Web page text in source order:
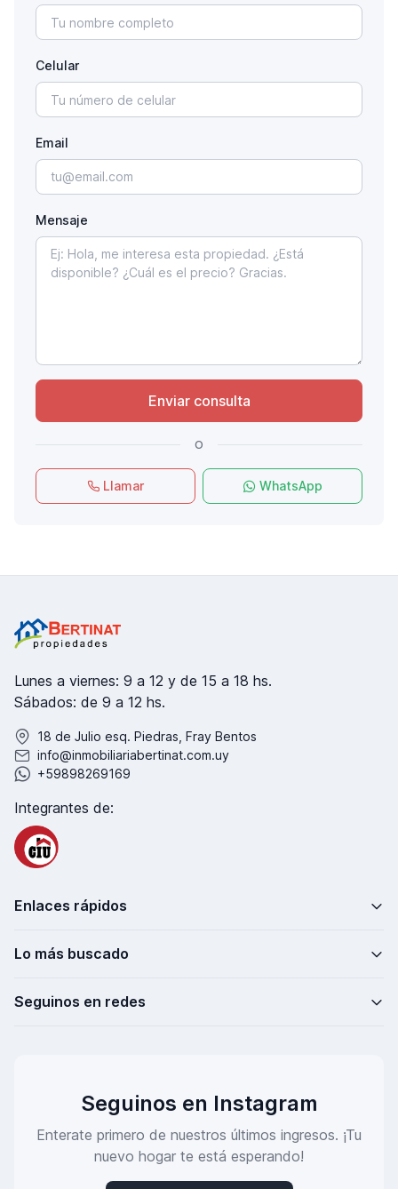
Celular
Email
Mensaje
Enviar consulta
o
Llamar WhatsApp
Lunes a viernes: 9 a 12 y de 15 a 18 hs.
Sábados: de 9 a 12 hs.
18 de Julio esq. Piedras, Fray Bentos
info@inmobiliariabertinat.com.uy
+59898269169
Integrantes de:
Enlaces rápidos
Lo más buscado
Seguinos en redes
Seguinos en Instagram
Enterate primero de nuestros últimos ingresos. ¡Tu
nuevo hogar te está esperando!